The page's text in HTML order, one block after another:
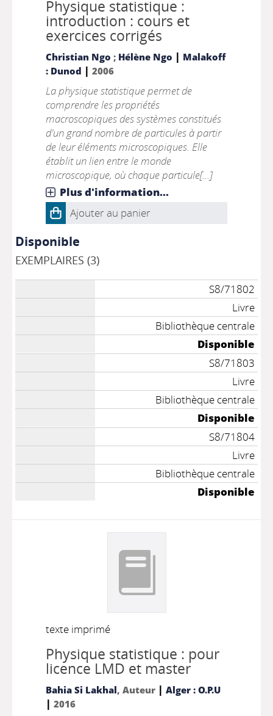
Physique statistique :
introduction : cours et
exercices corrigés
Christian Ngo ; Hélène Ngo | Malakoff
: Dunod | 2006
La physique statistique permet de
comprendre les propriétés
macroscopiques des systèmes constitués
d'un grand nombre de particules à partir
de leur éléments microscopiques. Elle
établit un lien entre le monde
microscopique, où chaque particule[...]
Plus d'information...
Ajouter au panier
Disponible
EXEMPLAIRES (3)
S8/71802
Livre
Bibliothèque centrale
Disponible
S8/71803
Livre
Bibliothèque centrale
Disponible
S8/71804
Livre
Bibliothèque centrale
Disponible
texte imprimé
Physique statistique : pour
licence LMD et master
Bahia Si Lakhal, Auteur | Alger : O.P.U
| 2016